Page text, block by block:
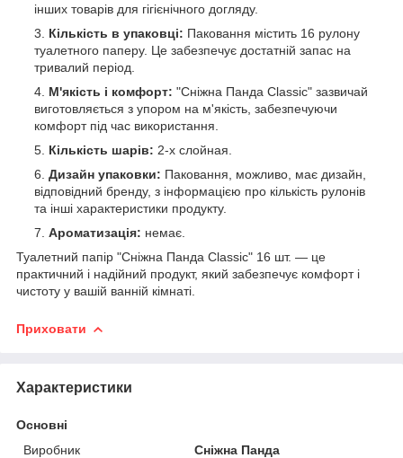
інших товарів для гігієнічного догляду.
Кількість в упаковці: Паковання містить 16 рулону
туалетного паперу. Це забезпечує достатній запас на
тривалий період.
М'якість і комфорт: "Сніжна Панда Classic" зазвичай
виготовляється з упором на м'якість, забезпечуючи
комфорт під час використання.
Кількість шарів: 2-х слойная.
Дизайн упаковки: Паковання, можливо, має дизайн,
відповідний бренду, з інформацією про кількість рулонів
та інші характеристики продукту.
Ароматизація: немає.
Туалетний папір "Сніжна Панда Classic" 16 шт. — це
практичний і надійний продукт, який забезпечує комфорт і
чистоту у вашій ванній кімнаті.
Приховати
Характеристики
Основні
Виробник
Сніжна Панда